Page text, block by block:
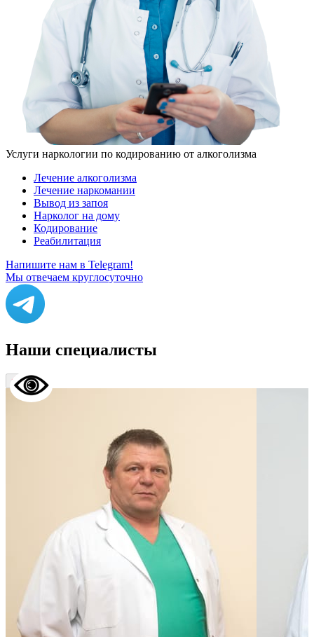
Услуги наркологии по кодированию от алкоголизма
Лечение алкоголизма
Лечение наркомании
Вывод из запоя
Нарколог на дому
Кодирование
Реабилитация
Напишите нам в Telegram!
Мы отвечаем круглосуточно
Наши специалисты